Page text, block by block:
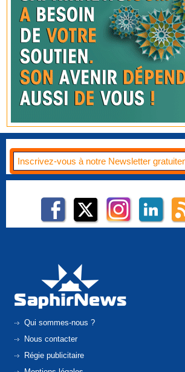
Qui sommes-nous ?
Nous contacter
Régie publicitaire